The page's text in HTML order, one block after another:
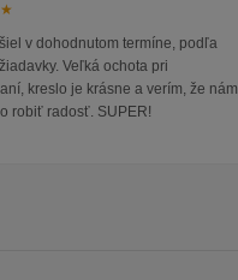
v dohodnutom termíne, podľa
Veľká ochota pri
kreslo je krásne a verím, že nám
robiť radosť. SUPER!